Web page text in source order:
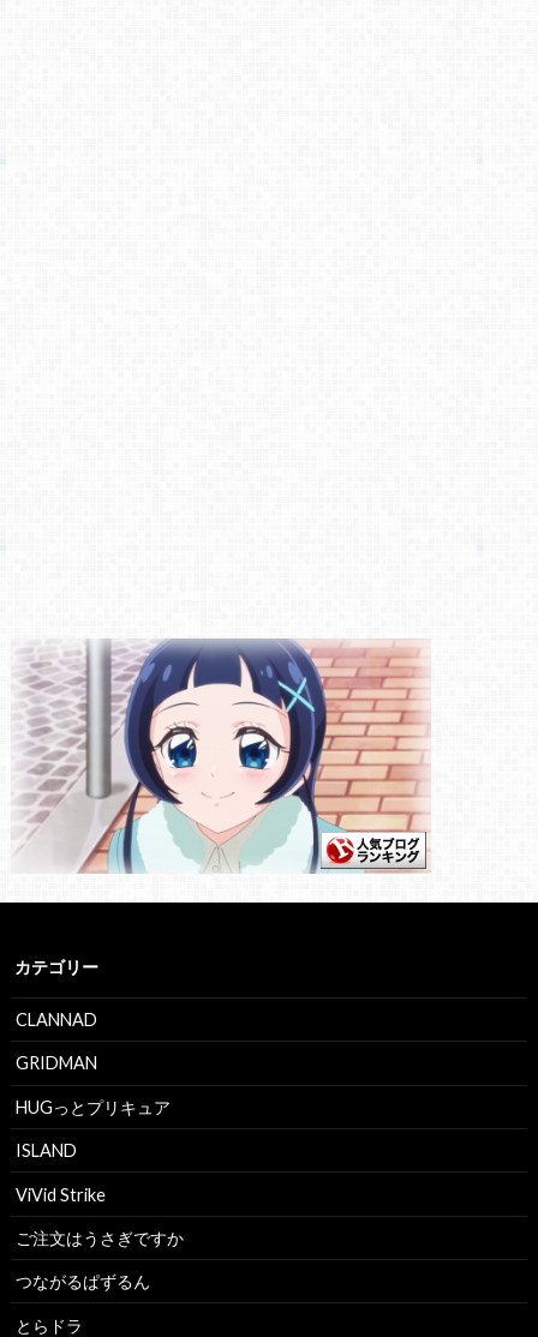
カテゴリー
CLANNAD
GRIDMAN
HUGっとプリキュア
ISLAND
ViVid Strike
ご注文はうさぎですか
つながるぱずるん
とらドラ